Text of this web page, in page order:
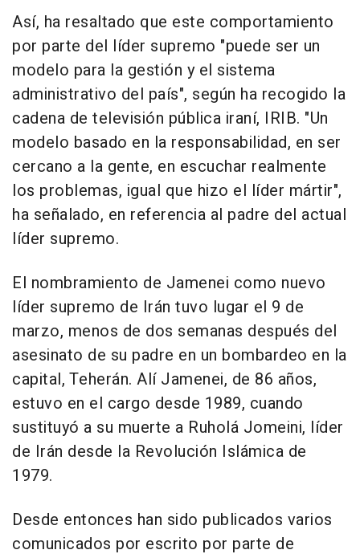
Así, ha resaltado que este comportamiento
por parte del líder supremo "puede ser un
modelo para la gestión y el sistema
administrativo del país", según ha recogido la
cadena de televisión pública iraní, IRIB. "Un
modelo basado en la responsabilidad, en ser
cercano a la gente, en escuchar realmente
los problemas, igual que hizo el líder mártir",
ha señalado, en referencia al padre del actual
líder supremo.
El nombramiento de Jamenei como nuevo
líder supremo de Irán tuvo lugar el 9 de
marzo, menos de dos semanas después del
asesinato de su padre en un bombardeo en la
capital, Teherán. Alí Jamenei, de 86 años,
estuvo en el cargo desde 1989, cuando
sustituyó a su muerte a Ruholá Jomeini, líder
de Irán desde la Revolución Islámica de
1979.
Desde entonces han sido publicados varios
comunicados por escrito por parte de